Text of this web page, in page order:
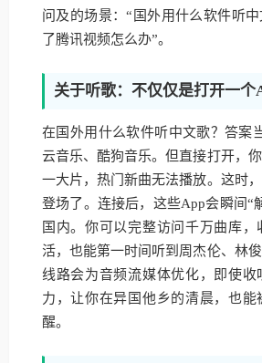
问及的场景：“国外用什么软件听
了腾讯视频怎么办”。
关于听歌：不仅仅是打开一个
在国外用什么软件听中文歌？答案
云音乐、酷狗音乐。但直接打开，
一大片，热门新曲无法播放。这时
登场了。连接后，这些App会瞬间“
国内。你可以完整访问千万曲库，
活，也能第一时间听到周杰伦、林
线路会为音频流媒体优化，即使
力，让你在异国他乡的清晨，也能
醒。